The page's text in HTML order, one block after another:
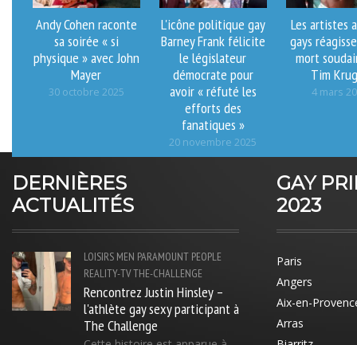
Andy Cohen raconte
sa soirée « si
physique » avec John
Mayer
30 octobre 2025
L'icône politique gay
Barney Frank félicite
le législateur
démocrate pour
avoir « réfuté les
efforts des
fanatiques »
20 novembre 2025
Les artistes
gays
mort
Tim
4 mars
DERNIÈRES
ACTUALITÉS
LOISIRS MEN PARAMOUNT PEOPLE
REALITY-TVTHE-CHALLENGE
Rencontrez Justin Hinsley –
l'athlète gay sexy participant à
The Challenge
GAY
2023
Paris
Angers
Aix-en-
Arras